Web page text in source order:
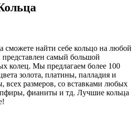
сможете найти себе кольцо на любой
самый большой
колец. Мы предлагаем более 100
золота, платины, палладия и
размеров, со вставками любых
фианиты и тд. Лучшие кольца